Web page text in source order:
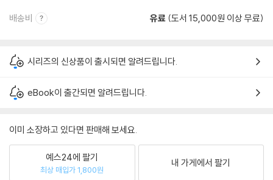
배송비 유료 (도서 15,000원 이상 무료)
시리즈의 신상품이 출시되면 알려드립니다.
eBook이 출간되면 알려드립니다.
이미 소장하고 있다면 판매해 보세요.
예스24에 팔기
최상 매입가 1,800원
내 가게에서 팔기